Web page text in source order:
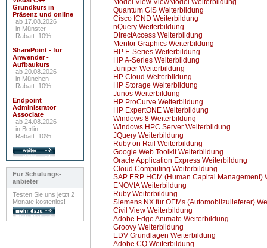
Grundkurs in
Präsenz und online
ab 17.08.2026
in Münster
Rabatt: 10%
SharePoint - für
Anwender -
Aufbaukurs
ab 20.08.2026
in München
Rabatt: 10%
Endpoint
Administrator
Associate
ab 24.08.2026
in Berlin
Rabatt: 10%
Für Schulungs-
anbieter
Testen Sie uns jetzt 2
Monate kostenlos!
Model View ViewModel Weiterbildung
Quantum GIS Weiterbildung
Cisco ICND Weiterbildung
nQuery Weiterbildung
DirectAccess Weiterbildung
Mentor Graphics Weiterbildung
HP E-Series Weiterbildung
HP A-Series Weiterbildung
Juniper Weiterbildung
HP Cloud Weiterbildung
HP Storage Weiterbildung
Junos Weiterbildung
HP ProCurve Weiterbildung
HP ExpertONE Weiterbildung
Windows 8 Weiterbildung
Windows HPC Server Weiterbildung
JQuery Weiterbildung
Ruby on Rail Weiterbildung
Google Web Toolkit Weiterbildung
Oracle Application Express Weiterbildung
Cloud Computing Weiterbildung
SAP ERP HCM (Human Capital Management)
ENOVIA Weiterbildung
Ruby Weiterbildung
Siemens NX für OEMs (Automobilzulieferer)
Civil View Weiterbildung
Adobe Edge Animate Weiterbildung
Groovy Weiterbildung
EDV Grundlagen Weiterbildung
Adobe CQ Weiterbildung